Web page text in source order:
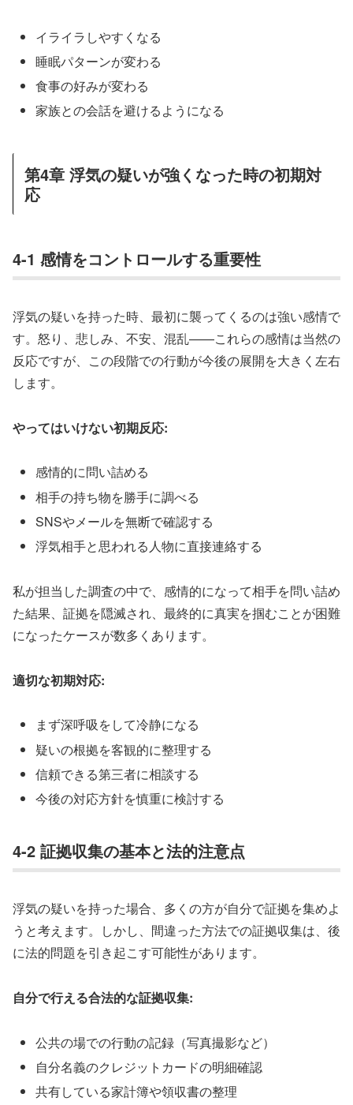
イライラしやすくなる
睡眠パターンが変わる
食事の好みが変わる
家族との会話を避けるようになる
第4章 浮気の疑いが強くなった時の初期対
応
4-1 感情をコントロールする重要性
浮気の疑いを持った時、最初に襲ってくるのは強い感情で
す。怒り、悲しみ、不安、混乱——これらの感情は当然の
反応ですが、この段階での行動が今後の展開を大きく左右
します。
やってはいけない初期反応:
感情的に問い詰める
相手の持ち物を勝手に調べる
SNSやメールを無断で確認する
浮気相手と思われる人物に直接連絡する
私が担当した調査の中で、感情的になって相手を問い詰め
た結果、証拠を隠滅され、最終的に真実を掴むことが困難
になったケースが数多くあります。
適切な初期対応:
まず深呼吸をして冷静になる
疑いの根拠を客観的に整理する
信頼できる第三者に相談する
今後の対応方針を慎重に検討する
4-2 証拠収集の基本と法的注意点
浮気の疑いを持った場合、多くの方が自分で証拠を集めよ
うと考えます。しかし、間違った方法での証拠収集は、後
に法的問題を引き起こす可能性があります。
自分で行える合法的な証拠収集:
公共の場での行動の記録（写真撮影など）
自分名義のクレジットカードの明細確認
共有している家計簿や領収書の整理